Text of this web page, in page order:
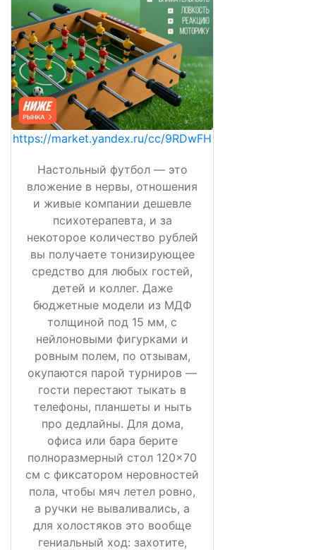
https://market.yandex.ru/cc/9RDwFH
Настольный футбол — это
вложение в нервы, отношения
и живые компании дешевле
психотерапевта, и за
некоторое количество рублей
вы получаете тонизирующее
средство для любых гостей,
детей и коллег. Даже
бюджетные модели из МДФ
толщиной под 15 мм, с
нейлоновыми фигурками и
ровным полем, по отзывам,
окупаются парой турниров —
гости перестают тыкать в
телефоны, планшеты и ныть
про дедлайны. Для дома,
офиса или бара берите
полноразмерный стол 120×70
см с фиксатором неровностей
пола, чтобы мяч летел ровно,
а ручки не вываливались, а
для холостяков это вообще
гениальный ход: захотите,